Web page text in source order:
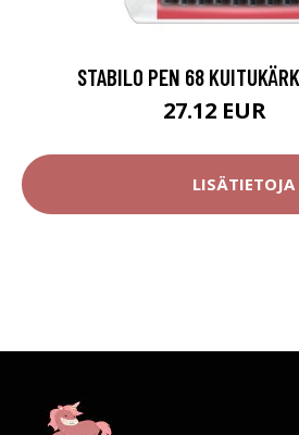
STABILO PEN 68
27.12 EUR
LISÄTIETOJA